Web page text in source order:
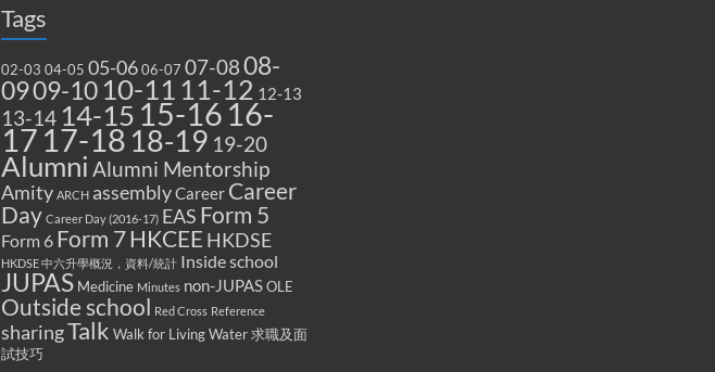
Tags
02-03 04-05 05-0606-07 07-0808-
0909-10 10-11 11-12 12-13
13-14 14-15 15-16 16-
17 17-18 18-19 19-20
Alumni Alumni Mentorship
Amity ARCH assemblyCareer Career
Day Career Day (2016-17) EAS Form 5
Form 6 Form 7HKCEE HKDSE
HKDSE 中六升學概況，資料/統計 Inside school
JUPAS Medicine Minutes non-JUPASOLE
Outside school Red Cross Reference
sharingTalk Walk for Living Water求職及面
試技巧